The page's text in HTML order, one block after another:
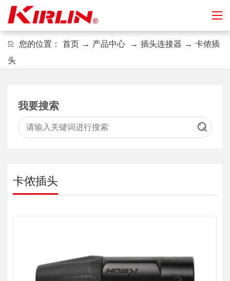
您的位置： 首页 → 产品中心 → 插头连接器 → 卡侬插
头
我要搜索
卡侬插头